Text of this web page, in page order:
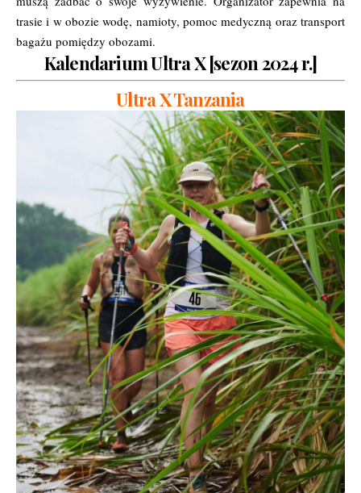
trasie i w obozie wodę, namioty, pomoc medyczną oraz transport
bagażu pomiędzy obozami.
Kalendarium Ultra X [sezon 2024 r.]
Ultra X Tanzania